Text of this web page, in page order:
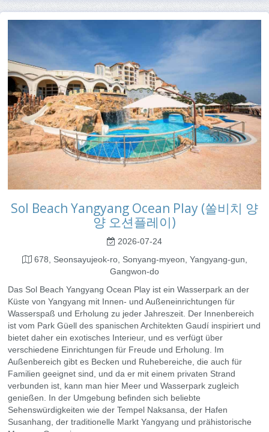
Sol Beach Yangyang Ocean Play (쏠비치 양
양 오션플레이)
2026-07-24
678, Seonsayujeok-ro, Sonyang-myeon, Yangyang-gun,
Gangwon-do
Das Sol Beach Yangyang Ocean Play ist ein Wasserpark an der
Küste von Yangyang mit Innen- und Außeneinrichtungen für
Wasserspaß und Erholung zu jeder Jahreszeit. Der Innenbereich
ist vom Park Güell des spanischen Architekten Gaudí inspiriert und
bietet daher ein exotisches Interieur, und es verfügt über
verschiedene Einrichtungen für Freude und Erholung. Im
Außenbereich gibt es Becken und Ruhebereiche, die auch für
Familien geeignet sind, und da er mit einem privaten Strand
verbunden ist, kann man hier Meer und Wasserpark zugleich
genießen. In der Umgebung befinden sich beliebte
Sehenswürdigkeiten wie der Tempel Naksansa, der Hafen
Susanhang, der traditionelle Markt Yangyang und prähistorische